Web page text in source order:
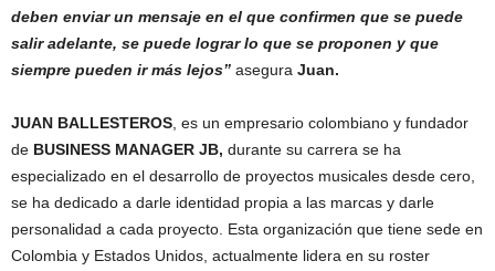
deben enviar un mensaje en el que confirmen que se puede
salir adelante, se puede lograr lo que se proponen y que
siempre pueden ir más lejos” asegura Juan.
JUAN BALLESTEROS , es un empresario colombiano y fundador
de BUSINESS MANAGER JB, durante su carrera se ha
especializado en el desarrollo de proyectos musicales desde cero,
se ha dedicado a darle identidad propia a las marcas y darle
personalidad a cada proyecto. Esta organización que tiene sede en
Colombia y Estados Unidos, actualmente lidera en su roster